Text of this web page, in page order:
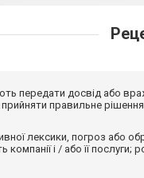
передати досвід або
правильне
лексики, погроз або
і / або її